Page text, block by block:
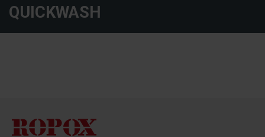
QUICKWASH